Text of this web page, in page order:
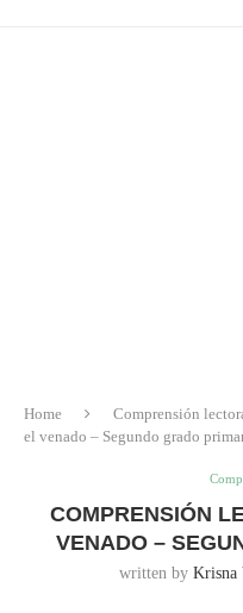
Home Comprensión
el venado – Segundo grado
COMPRENSIÓN
VENADO –
written by Krisna